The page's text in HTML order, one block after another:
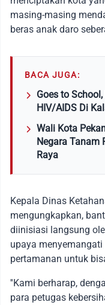
masing-masing
beras anak daro
BACA JUGA:
Goes to
HIV/AIDS Di
Wali Kota
Negara Tanam
Raya
Kepala Dinas
mengungkapkan,
diinisiasi langsung
upaya
pertamanan untuk
''Kami berharap,
para petugas